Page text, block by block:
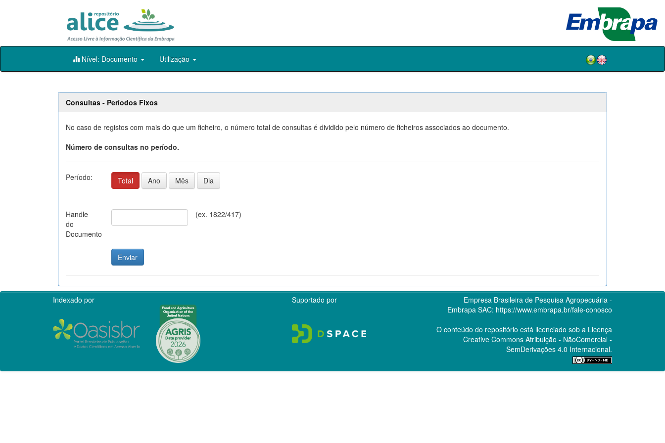
Skip
Nível: Documento Utilização
Consultas - Períodos Fixos
No caso de registos com mais do que um ficheiro, o número total de consultas é dividido pelo número de ficheiros associados ao documento.
Número de consultas no período.
Período: Total Ano Mês Dia
Handle
do
Documento
(ex. 1822/417)
Indexado por Suportado por
Empresa Brasileira de Pesquisa Agropecuária -
Embrapa SAC: https://www.embrapa.br/fale-conosco
O conteúdo do repositório está licenciado sob a Licença
Creative CommonsAtribuição - NãoComercial -
SemDerivações 4.0 Internacional.